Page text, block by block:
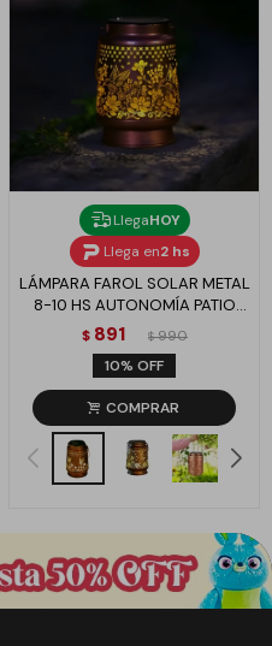
LlegaHOY
Llega en2 hs
LÁMPARA FAROL SOLAR METAL
8-10 HS AUTONOMÍA PATIO
JARDÍN - COLIBRÍ
$ 891 $ 990
10